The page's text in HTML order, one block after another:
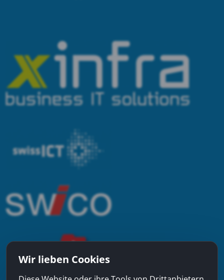
Wir lieben Cookies